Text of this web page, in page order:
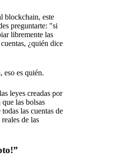
blockchain, este
preguntarte: "si
libremente las
¿quién dice
eso es quién.
leyes creadas por
las bolsas
las cuentas de
de las